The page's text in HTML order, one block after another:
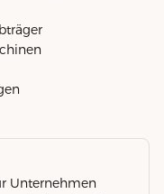
Unternehmen